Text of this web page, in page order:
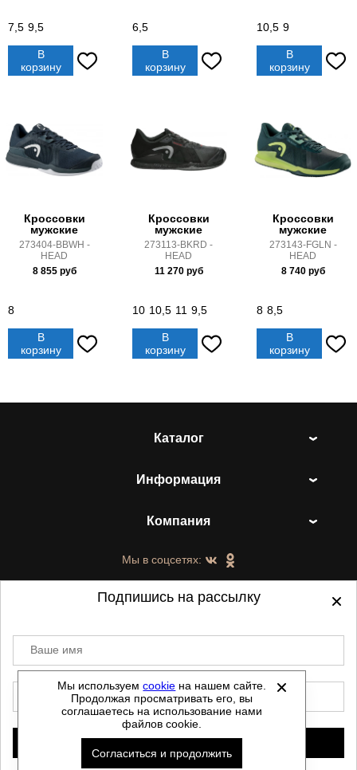
7,5 9,5
В
корзину
6,5
В
корзину
10,5 9
В
корзину
Кроссовки
мужские
273404-BBWH -
HEAD
8 855руб
8
В
корзину
Кроссовки
мужские
273113-BKRD -
HEAD
11 270руб
10 10,5 11 9,5
В
корзину
Кроссовки
мужские
273143-FGLN -
HEAD
8 740руб
8 8,5
В
корзину
Каталог
Информация
Компания
Мы в соцсетях:
©2021-2026 - ShoesTown.ru - все права
защищены.
Данный сайт не является интернет магазином и
не является публичной офертой.
Политика обработки персональных данных
Автоматизировано -
Мы используемcookie на нашем сайте.
Продолжая просматривать его, вы
соглашаетесь на использование нами
файлов cookie.
Согласиться и продолжить
Подпишись на рассылку
Ваше имя